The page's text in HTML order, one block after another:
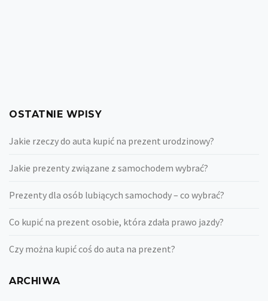
OSTATNIE WPISY
Jakie rzeczy do auta kupić na prezent urodzinowy?
Jakie prezenty związane z samochodem wybrać?
Prezenty dla osób lubiących samochody – co wybrać?
Co kupić na prezent osobie, która zdała prawo jazdy?
Czy można kupić coś do auta na prezent?
ARCHIWA